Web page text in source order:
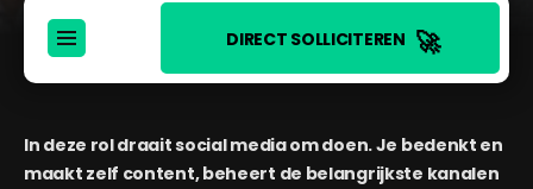
DIRECT SOLLICITEREN 🚀
In deze rol draait social media om doen. Je bedenkt en
maakt zelf content, beheert de belangrijkste kanalen